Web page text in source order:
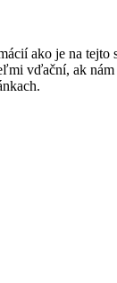
ako je na tejto
vďační, ak nám